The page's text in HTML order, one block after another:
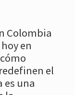
Colombia
en
el
es una